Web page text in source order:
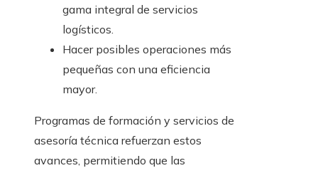
gama integral de servicios
logísticos.
Hacer posibles operaciones más
pequeñas con una eficiencia
mayor.
Programas de formación y servicios de
asesoría técnica refuerzan estos
avances, permitiendo que las